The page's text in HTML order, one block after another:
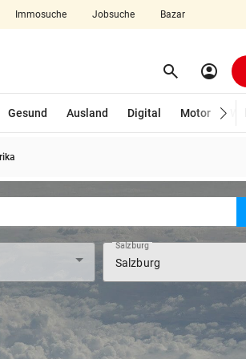
Immosuche Jobsuche Bazar
search Suchen
account_circle
Gesund Ausland Digital Motor
Salzburg